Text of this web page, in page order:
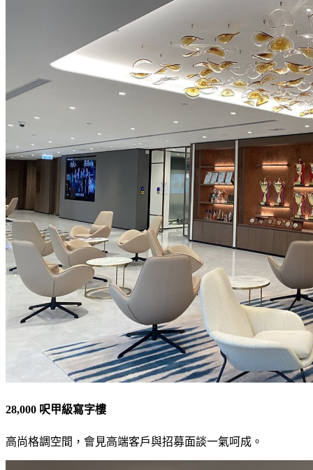
28,000 呎甲級寫字樓
高尚格調空間，會見高端客戶與招募面談一氣呵成。